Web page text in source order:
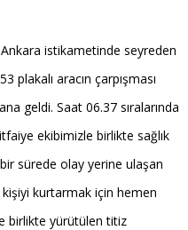
istikametinde seyreden
plakalı aracın çarpışması
geldi. Saat 06.37 sıralarında
ekibimizle birlikte sağlık
sürede olay yerine ulaşan
kişiyi kurtarmak için hemen
birlikte yürütülen titiz